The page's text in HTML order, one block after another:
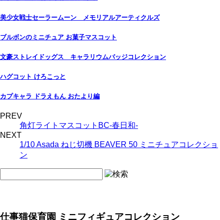
美少女戦士セーラームーン メモリアルアーティクルズ
ブルボンのミニチュア お菓子マスコット
文豪ストレイドッグス キャラリウムバッジコレクション
ハグコット けろこっと
カプキャラ ドラえもん おたより編
PREV
角灯ライトマスコットBC-春日和-
NEXT
1/10 Asada ねじ切機 BEAVER 50 ミニチュアコレクショ
ン
仕事猫保育園 ミニフィギュアコレクション